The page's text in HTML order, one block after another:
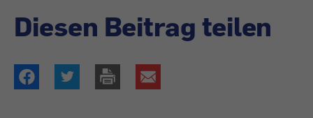
Diesen Beitrag teilen